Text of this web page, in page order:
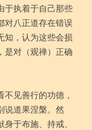
于执着于自己那些
对八正道存在错误
知，认为这些会损
是对（观禅）正确
见善行的功德，
说道果涅槃。然
于布施、持戒、